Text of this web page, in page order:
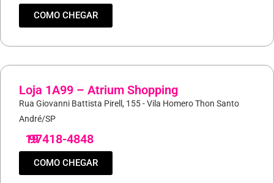
COMO CHEGAR
Loja 1A99 – Atrium Shopping
Rua Giovanni Battista Pirell, 155 - Vila Homero Thon Santo
André/SP
19
97418-4848
COMO CHEGAR